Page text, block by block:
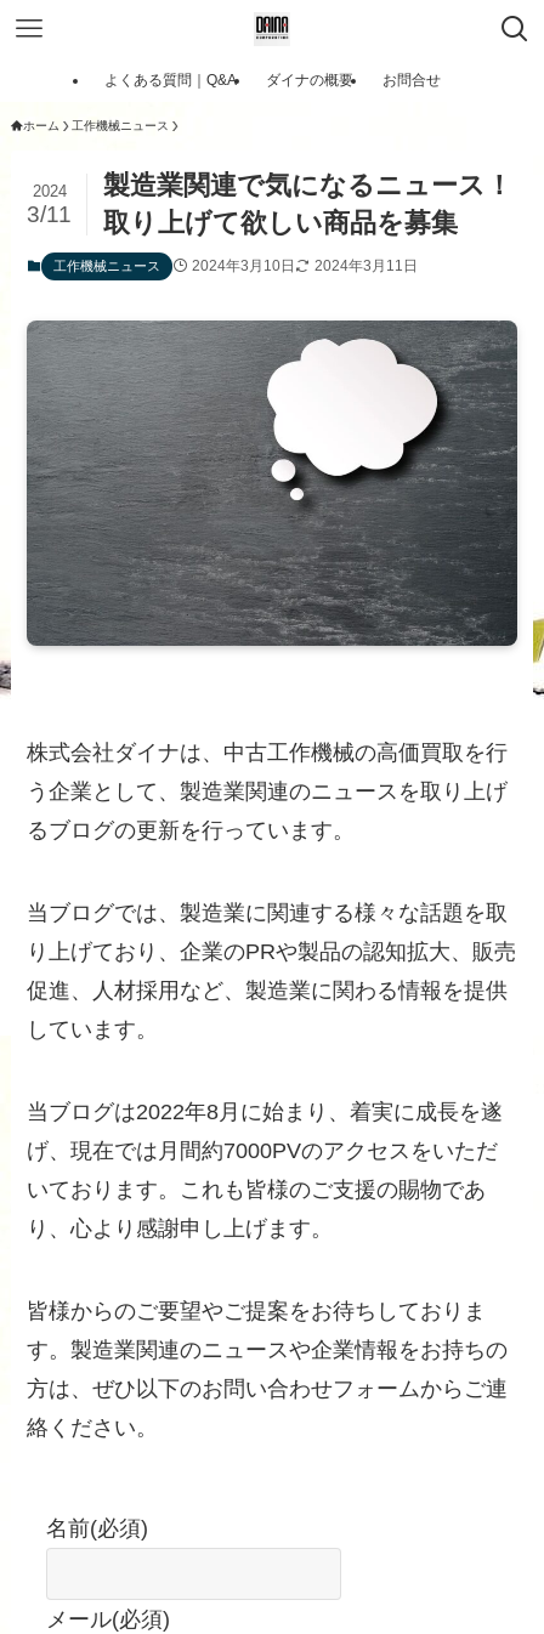
よくある質問｜Q&A ダイナの概要 お問合せ
ホーム 工作機械ニュース
製造業関連で気になるニュース！
取り上げて欲しい商品を募集
2024
3/11
工作機械ニュース 2024年3月10日 2024年3月11日
株式会社ダイナは、中古工作機械の高価買取を行
う企業として、製造業関連のニュースを取り上げ
るブログの更新を行っています。
当ブログでは、製造業に関連する様々な話題を取
り上げており、企業のPRや製品の認知拡大、販売
促進、人材採用など、製造業に関わる情報を提供
しています。
当ブログは2022年8月に始まり、着実に成長を遂
げ、現在では月間約7000PVのアクセスをいただ
いております。これも皆様のご支援の賜物であ
り、心より感謝申し上げます。
皆様からのご要望やご提案をお待ちしておりま
す。製造業関連のニュースや企業情報をお持ちの
方は、ぜひ以下のお問い合わせフォームからご連
絡ください。
名前(必須)
メール(必須)